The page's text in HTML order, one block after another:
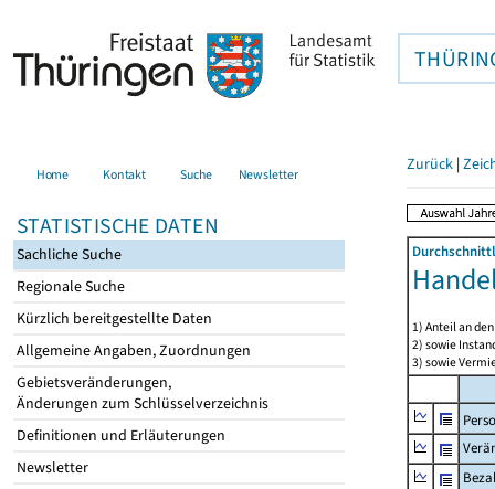
Home Kontakt Suche Newsletter
STATISTISCHE DATEN
Sachliche Suche
Regionale Suche
Kürzlich bereitgestellte Daten
Allgemeine Angaben, Zuordnungen
Gebietsveränderungen,
Änderungen zum Schlüsselverzeichnis
Definitionen und Erläuterungen
Newsletter
Zurück |
1) Anteil an
2) sowie
3) sowie